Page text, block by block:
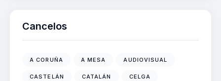
Cancelos
A CORUÑA A MESA AUDIOVISUAL
CASTELÁN CATALÁN CELGA